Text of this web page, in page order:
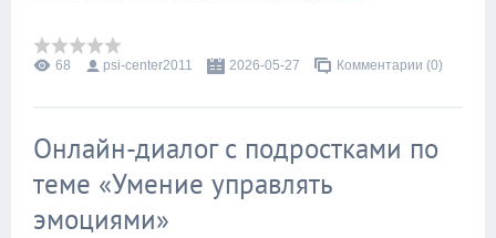
68 psi-center2011 2026-05-27 Комментарии (0)
Онлайн-диалог с подростками по
теме «Умение управлять
эмоциями»